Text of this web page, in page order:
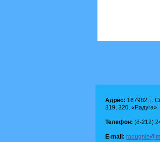
Адрес: 167982, г.
319, 320, «Радуга»
Телефон: (8-212)
E-mail: